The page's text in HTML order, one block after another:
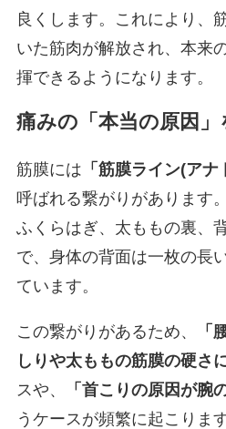
良くします。これにより、
いた筋肉が解放され、本来
揮できるようになります。
痛みの「本当の原因」
筋膜には 「筋膜ライン(アナ
呼ばれる繋がりがあります
ふくらはぎ、太ももの裏、
で、身体の背面は一枚の長
ています。
この繋がりがあるため、
「
しりや太ももの筋膜の硬さ
スや、
「首こりの原因が腕
うケースが頻繁に起こります